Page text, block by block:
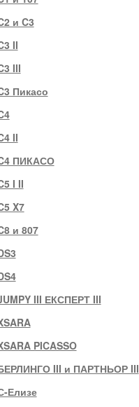
и C3
II
III
Пикасо
II
ПИКАСО
I II
X7
и 807
III ЕКСПЕРТ III
PICASSO
III и ПАРТНЬОР III
Елизе